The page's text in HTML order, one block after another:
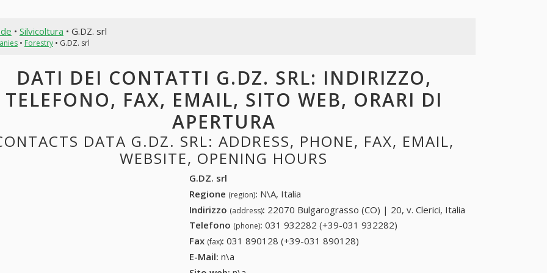
• Silvicoltura • G.DZ. srl
• Forestry• G.DZ. srl
DATI DEI CONTATTI G.DZ. SRL: INDIRIZZO,
TELEFONO, FAX, EMAIL, SITO WEB, ORARI DI
APERTURA
DATA G.DZ. SRL: ADDRESS, PHONE, FAX, EMAIL,
WEBSITE, OPENING HOURS
G.DZ. srl
Regione (region): N\A, Italia
Indirizzo (address): 22070 Bulgarograsso (CO) | 20, v. Clerici, Italia
Telefono (phone): 031 932282 (+39-031 932282)
Fax (fax): 031 890128 (+39-031 890128)
E-Mail: n\a